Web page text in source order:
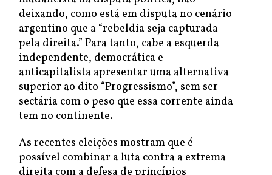
deixando, como está em disputa no cenário
argentino que a “rebeldia seja capturada
pela direita.” Para tanto, cabe a esquerda
independente, democrática e
anticapitalista apresentar uma alternativa
superior ao dito “Progressismo”, sem ser
sectária com o peso que essa corrente ainda
tem no continente.
As recentes eleições mostram que é
possível combinar a luta contra a extrema